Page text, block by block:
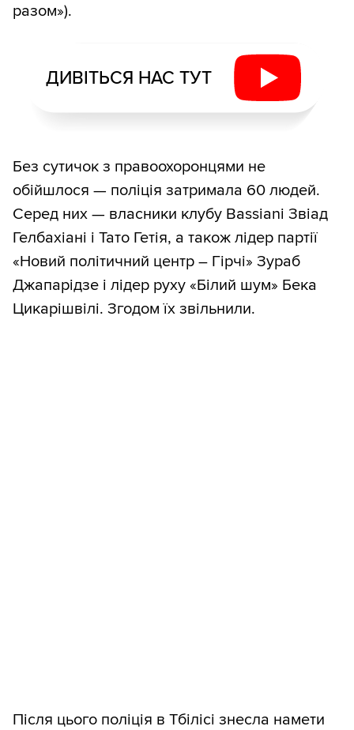
разом»).
ДИВІТЬСЯ НАС ТУТ
Без сутичок з правоохоронцями не
обійшлося — поліція затримала 60 людей.
Серед них — власники клубу Bassiani Звіад
Гелбахіані і Тато Гетія, а також лідер партії
«Новий політичний центр – Гірчі» Зураб
Джапарідзе і лідер руху «Білий шум» Бека
Цикарішвілі. Згодом їх звільнили.
Після цього поліція в Тбілісі знесла намети